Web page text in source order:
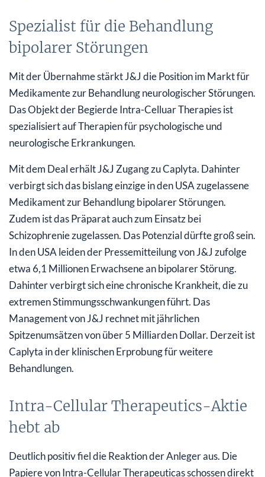
Spezialist für die Behandlung
bipolarer Störungen
Mit der Übernahme stärkt J&J die Position im Markt für
Medikamente zur Behandlung neurologischer Störungen.
Das Objekt der Begierde Intra-Celluar Therapies ist
spezialisiert auf Therapien für psychologische und
neurologische Erkrankungen.
Mit dem Deal erhält J&J Zugang zu Caplyta. Dahinter
verbirgt sich das bislang einzige in den USA zugelassene
Medikament zur Behandlung bipolarer Störungen.
Zudem ist das Präparat auch zum Einsatz bei
Schizophrenie zugelassen. Das Potenzial dürfte groß sein.
In den USA leiden der Pressemitteilung von J&J zufolge
etwa 6,1 Millionen Erwachsene an bipolarer Störung.
Dahinter verbirgt sich eine chronische Krankheit, die zu
extremen Stimmungsschwankungen führt. Das
Management von J&J rechnet mit jährlichen
Spitzenumsätzen von über 5 Milliarden Dollar. Derzeit ist
Caplyta in der klinischen Erprobung für weitere
Behandlungen.
Intra-Cellular Therapeutics-Aktie
hebt ab
Deutlich positiv fiel die Reaktion der Anleger aus. Die
Papiere von Intra-Cellular Therapeuticas schossen direkt